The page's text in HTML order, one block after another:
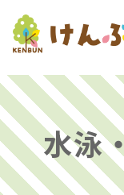
コ
ン
テ
ン
ツ
水泳